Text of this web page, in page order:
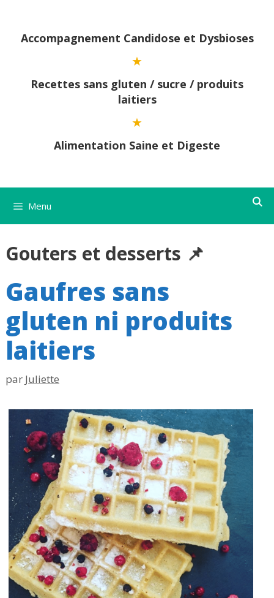
contenuAccompagnement Candidose et Dysbioses
Recettes sans gluten / sucre / produits
laitiers
Alimentation Saine et Digeste
Menu
Gouters et desserts 📌
Gaufres sans
gluten ni produits
laitiers
par Juliette